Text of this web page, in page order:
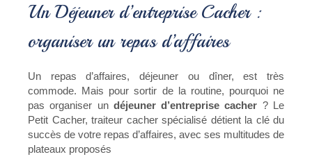
Un Déjeuner d’entreprise Cacher :
organiser un repas d’affaires
Un repas d’affaires, déjeuner ou dîner, est très
commode. Mais pour sortir de la routine, pourquoi ne
pas organiser un déjeuner d’entreprise cacher ? Le
Petit Cacher, traiteur cacher spécialisé détient la clé du
succès de votre repas d’affaires, avec ses multitudes de
plateaux proposés